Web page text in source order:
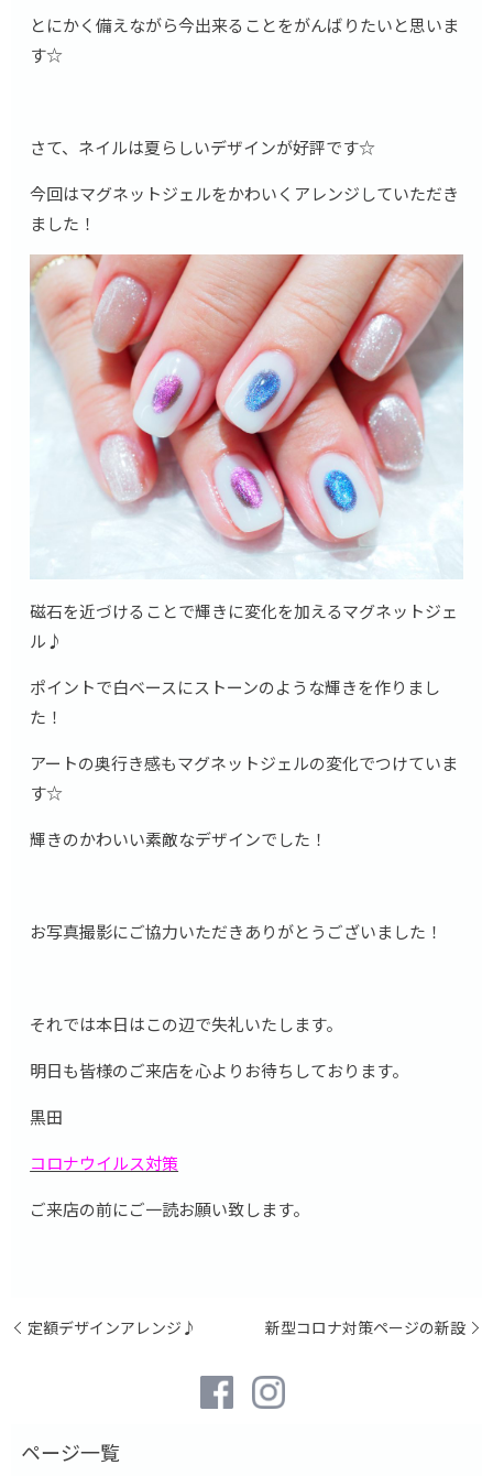
とにかく備えながら今出来ることをがんばりたいと思いま
す☆
さて、ネイルは夏らしいデザインが好評です☆
今回はマグネットジェルをかわいくアレンジしていただき
ました！
磁石を近づけることで輝きに変化を加えるマグネットジェ
ル♪
ポイントで白ベースにストーンのような輝きを作りまし
た！
アートの奥行き感もマグネットジェルの変化でつけていま
す☆
輝きのかわいい素敵なデザインでした！
お写真撮影にご協力いただきありがとうございました！
それでは本日はこの辺で失礼いたします。
明日も皆様のご来店を心よりお待ちしております。
黒田
コロナウイルス対策
ご来店の前にご一読お願い致します。
定額デザインアレンジ♪ 新型コロナ対策ページの新設